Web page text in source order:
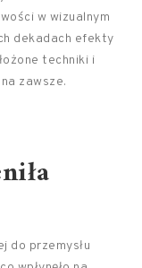
w wizualnym
dekadach efekty
techniki i
zawsze.
do przemysłu